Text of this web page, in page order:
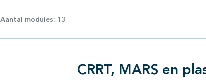
Aantal modules: 13
CRRT, MARS en